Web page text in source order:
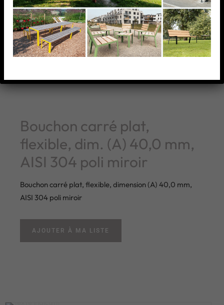
AJOUTER À MA LISTE
Bouchon carré plat,
flexible, dim. (A) 40,0 mm,
AISI 304 poli miroir
Bouchon carré plat, flexible, dimension (A) 40,0 mm,
AISI 304 poli miroir
AJOUTER À MA LISTE